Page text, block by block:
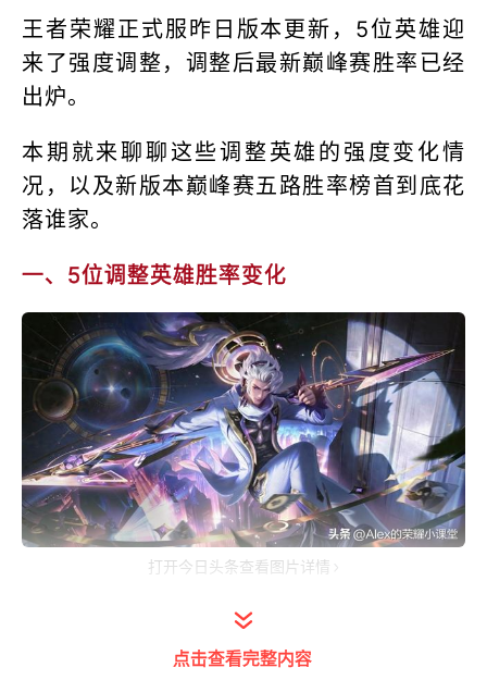
王者荣耀正式服昨日版本更新，5位英雄迎
来了强度调整，调整后最新巅峰赛胜率已经
出炉。
本期就来聊聊这些调整英雄的强度变化情
况，以及新版本巅峰赛五路胜率榜首到底花
落谁家。
一、5位调整英雄胜率变化
打开今日头条查看图片详情
（1）韩信胜率：52.1%→50.5%
12.12日版本更新：韩信二技能冷却时间从5
点击查看完整内容